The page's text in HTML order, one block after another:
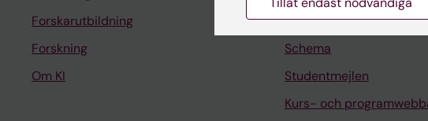
Forskarutbildning
Forskning
Om KI
Canvas
Schema
Studentmejlen
Kurs- och